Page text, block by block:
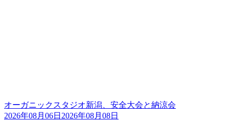
オーガニックスタジオ新潟、安全大会と納涼会
2026年08月06日 2026年08月08日